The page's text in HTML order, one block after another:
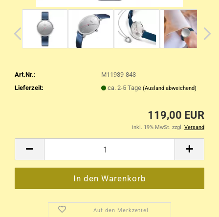
Art.Nr.:
M11939-843
Lieferzeit:
ca. 2-5 Tage (Ausland abweichend)
119,00 EUR
inkl. 19% MwSt. zzgl. Versand
Auf den Merkzettel